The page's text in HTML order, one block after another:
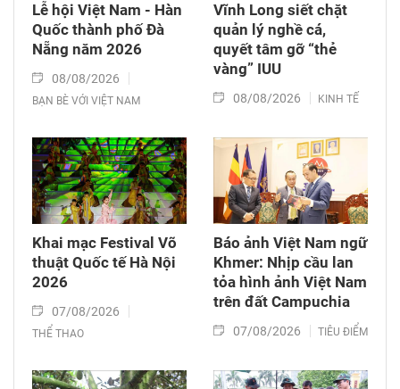
Lễ hội Việt Nam - Hàn
Quốc thành phố Đà
Nẵng năm 2026
08/08/2026
BẠN BÈ VỚI VIỆT NAM
Vĩnh Long siết chặt
quản lý nghề cá,
quyết tâm gỡ “thẻ
vàng” IUU
08/08/2026 KINH TẾ
Khai mạc Festival Võ
thuật Quốc tế Hà Nội
2026
07/08/2026
THỂ THAO
Báo ảnh Việt Nam ngữ
Khmer: Nhịp cầu lan
tỏa hình ảnh Việt Nam
trên đất Campuchia
07/08/2026 TIÊU ĐIỂM